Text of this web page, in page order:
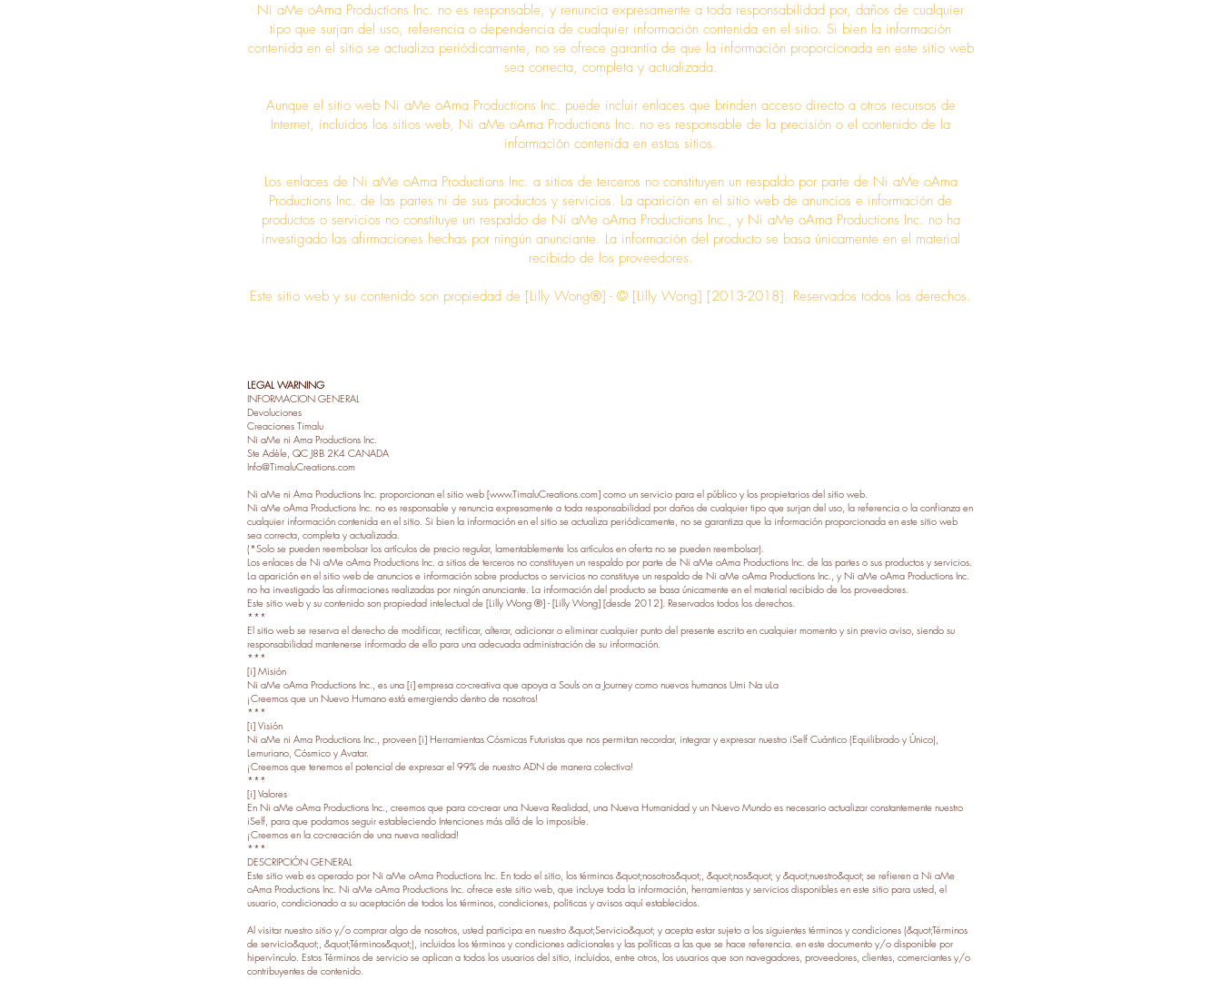
Ni aMe oAma Productions Inc. no es responsable, y renuncia expresamente a toda responsabilidad por, daños de cualquier
tipo que surjan del uso, referencia o dependencia de cualquier información contenida en el sitio. Si bien la información
contenida en el sitio se actualiza periódicamente, no se ofrece garantía de que la información proporcionada en este sitio web
sea correcta, completa y actualizada.
Aunque el sitio web Ni aMe oAma Productions Inc. puede incluir enlaces que brinden acceso directo a otros recursos de
Internet, incluidos los sitios web, Ni aMe oAma Productions Inc. no es responsable de la precisión o el contenido de la
información contenida en estos sitios.
Los enlaces de Ni aMe oAma Productions Inc. a sitios de terceros no constituyen un respaldo por parte de Ni aMe oAma
Productions Inc. de las partes ni de sus productos y servicios. La aparición en el sitio web de anuncios e información de
productos o servicios no constituye un respaldo de Ni aMe oAma Productions Inc., y Ni aMe oAma Productions Inc. no ha
investigado las afirmaciones hechas por ningún anunciante. La información del producto se basa únicamente en el material
recibido de los proveedores.
Este sitio web y su contenido son propiedad de [Lilly Wong®] - © [Lilly Wong] [2013-2018]. Reservados todos los derechos.
LEGAL WARNING
INFORMACION GENERAL
Devoluciones
Creaciones Timalu
Ni aMe ni Ama Productions Inc.
Ste Adèle, QC J8B 2K4 CANADA
Info@TimaluCreations.com
Ni aMe ni Ama Productions Inc. proporcionan el sitio web [www.TimaluCreations.com] como un servicio para el público y los propietarios del sitio web.
Ni aMe oAma Productions Inc. no es responsable y renuncia expresamente a toda responsabilidad por daños de cualquier tipo que surjan del uso, la referencia o la confianza en
cualquier información contenida en el sitio. Si bien la información en el sitio se actualiza periódicamente, no se garantiza que la información proporcionada en este sitio web
sea correcta, completa y actualizada.
(*Solo se pueden reembolsar los artículos de precio regular, lamentablemente los artículos en oferta no se pueden reembolsar).
Los enlaces de Ni aMe oAma Productions Inc. a sitios de terceros no constituyen un respaldo por parte de Ni aMe oAma Productions Inc. de las partes o sus productos y servicios.
La aparición en el sitio web de anuncios e información sobre productos o servicios no constituye un respaldo de Ni aMe oAma Productions Inc., y Ni aMe oAma Productions Inc.
no ha investigado las afirmaciones realizadas por ningún anunciante. La información del producto se basa únicamente en el material recibido de los proveedores.
Este sitio web y su contenido son propiedad intelectual de [Lilly Wong ®] - [Lilly Wong] [desde 2012]. Reservados todos los derechos.
***
El sitio web se reserva el derecho de modificar, rectificar, alterar, adicionar o eliminar cualquier punto del presente escrito en cualquier momento y sin previo aviso, siendo su
responsabilidad mantenerse informado de ello para una adecuada administración de su información.
***
[i] Misión
Ni aMe oAma Productions Inc., es una [i] empresa co-creativa que apoya a Souls on a Journey como nuevos humanos Umi Na uLa
¡Creemos que un Nuevo Humano está emergiendo dentro de nosotros!
***
[i] Visión
Ni aMe ni Ama Productions Inc., proveen [i] Herramientas Cósmicas Futuristas que nos permitan recordar, integrar y expresar nuestro iSelf Cuántico (Equilibrado y Único),
Lemuriano, Cósmico y Avatar.
¡Creemos que tenemos el potencial de expresar el 99% de nuestro ADN de manera colectiva!
***
[i] Valores
En Ni aMe oAma Productions Inc., creemos que para co-crear una Nueva Realidad, una Nueva Humanidad y un Nuevo Mundo es necesario actualizar constantemente nuestro
iSelf, para que podamos seguir estableciendo Intenciones más allá de lo imposible.
¡Creemos en la co-creación de una nueva realidad!
***
DESCRIPCIÓN GENERAL
Este sitio web es operado por Ni aMe oAma Productions Inc. En todo el sitio, los términos &quot;nosotros&quot;, &quot;nos&quot; y &quot;nuestro&quot; se refieren a Ni aMe
oAma Productions Inc. Ni aMe oAma Productions Inc. ofrece este sitio web, que incluye toda la información, herramientas y servicios disponibles en este sitio para usted, el
usuario, condicionado a su aceptación de todos los términos, condiciones, políticas y avisos aquí establecidos.
Al visitar nuestro sitio y/o comprar algo de nosotros, usted participa en nuestro &quot;Servicio&quot; y acepta estar sujeto a los siguientes términos y condiciones (&quot;Términos
de servicio&quot;, &quot;Términos&quot;), incluidos los términos y condiciones adicionales y las políticas a las que se hace referencia. en este documento y/o disponible por
hipervínculo. Estos Términos de servicio se aplican a todos los usuarios del sitio, incluidos, entre otros, los usuarios que son navegadores, proveedores, clientes, comerciantes y/o
contribuyentes de contenido.